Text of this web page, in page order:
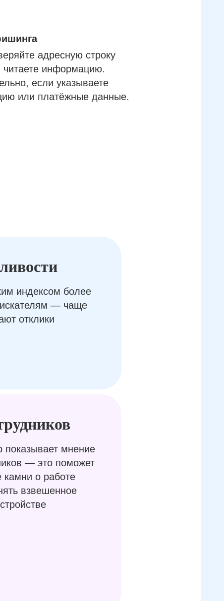
адресную строку
читаете информацию.
если указываете
или платёжные данные.
показывает мнение
— это поможет
камни о работе
взвешенное
индексом более
— чаще
отклики